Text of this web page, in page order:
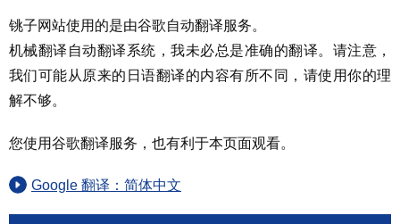
铫子网站使用的是由谷歌自动翻译服务。
机械翻译自动翻译系统，我未必总是准确的翻译。请注意，
我们可能从原来的日语翻译的内容有所不同，请使用你的理
解不够。
您使用谷歌翻译服务，也有利于本页面观看。
Google 翻译：简体中文